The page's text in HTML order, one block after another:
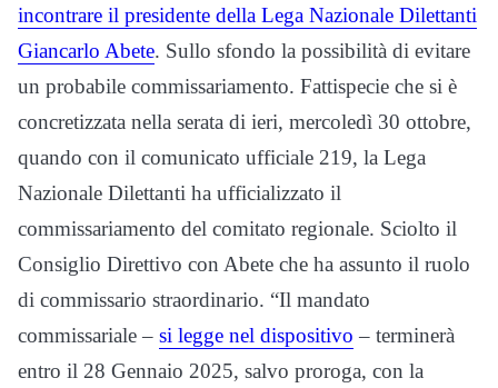
incontrare il presidente della Lega Nazionale Dilettanti
Giancarlo Abete. Sullo sfondo la possibilità di evitare
un probabile commissariamento. Fattispecie che si è
concretizzata nella serata di ieri, mercoledì 30 ottobre,
quando con il comunicato ufficiale 219, la Lega
Nazionale Dilettanti ha ufficializzato il
commissariamento del comitato regionale. Sciolto il
Consiglio Direttivo con Abete che ha assunto il ruolo
di commissario straordinario. “Il mandato
commissariale – si legge nel dispositivo – terminerà
entro il 28 Gennaio 2025, salvo proroga, con la